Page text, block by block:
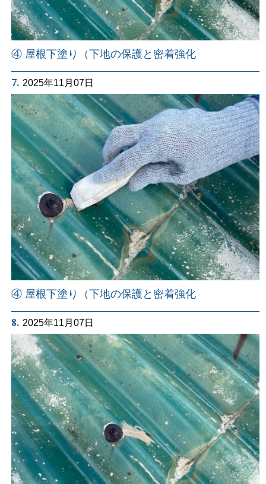
④ 屋根下塗り（下地の保護と密着強化
7. 2025年11月07日
④ 屋根下塗り（下地の保護と密着強化
8. 2025年11月07日